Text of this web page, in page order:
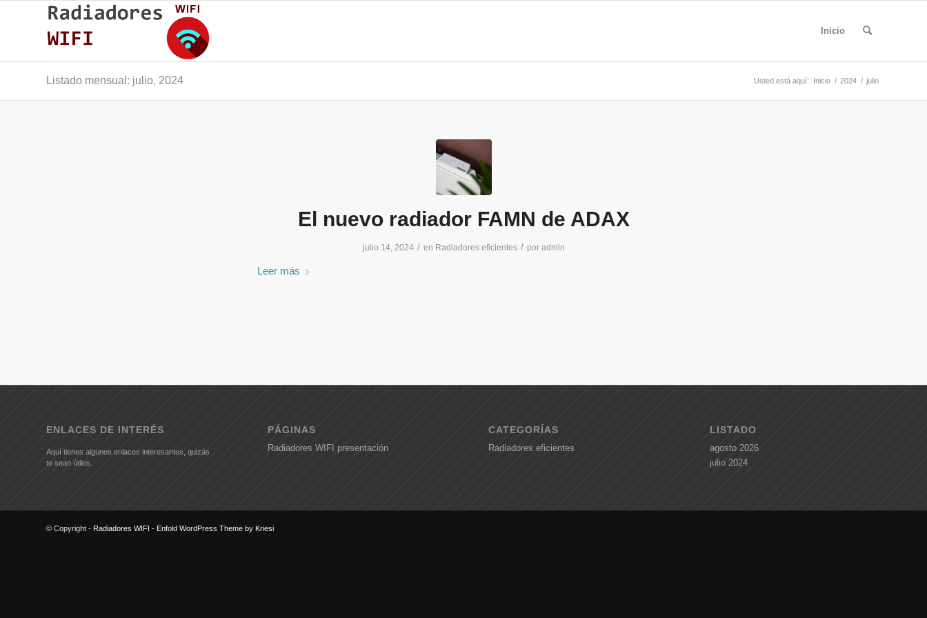
Inicio
Listado mensual: julio, 2024 Usted está aquí: Inicio / 2024 / julio
El nuevo radiador FAMN de ADAX
julio 14, 2024 / en Radiadores eficientes / por admin
Leer más
ENLACES DE INTERÉS
Aquí tienes algunos enlaces interesantes, quizás
te sean útiles.
PÁGINAS
Radiadores WIFI presentación
CATEGORÍAS
Radiadores eficientes
LISTADO
agosto 2026
julio 2024
© Copyright - Radiadores WIFI - Enfold WordPress Theme by Kriesi